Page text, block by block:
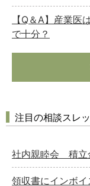
【Q＆A】産業医
で十分？
注目の相談スレ
社内親睦会 積立
領収書にインボ